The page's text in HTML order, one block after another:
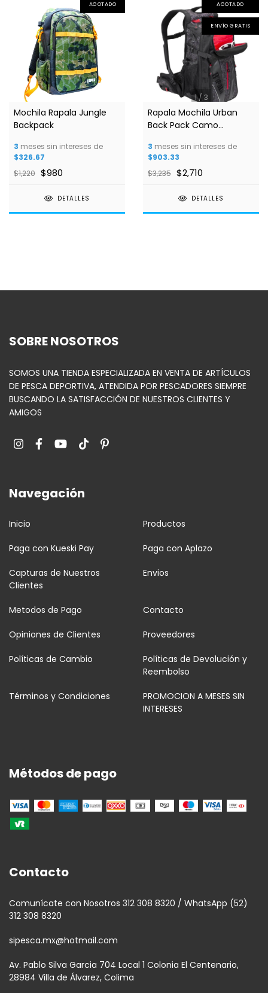
AGOTADO
Mochila Rapala Jungle
Backpack
3 meses sin intereses de
$326.67
$1,220 $980
DETALLES
1/ 3
AGOTADO
ENVÍO GRATIS
Rapala Mochila Urban
Back Pack Camo
3 meses sin intereses de
$903.33
$3,235 $2,710
DETALLES
SOBRE NOSOTROS
SOMOS UNA TIENDA ESPECIALIZADA EN VENTA DE ARTÍCULOS
DE PESCA DEPORTIVA, ATENDIDA POR PESCADORES SIEMPRE
BUSCANDO LA SATISFACCIÓN DE NUESTROS CLIENTES Y
AMIGOS
Navegación
Inicio Productos
Paga con Kueski Pay Paga con Aplazo
Capturas de Nuestros
Clientes
Envios
Metodos de Pago Contacto
Opiniones de Clientes Proveedores
Políticas de Cambio
Políticas de Devolución y
Reembolso
Términos y Condiciones
PROMOCION A MESES SIN
INTERESES
Métodos de pago
Contacto
Comunícate con Nosotros 312 308 8320 / WhatsApp (52)
312 308 8320
sipesca.mx@hotmail.com
Av. Pablo Silva Garcia 704 Local 1 Colonia El Centenario,
28984 Villa de Álvarez, Colima